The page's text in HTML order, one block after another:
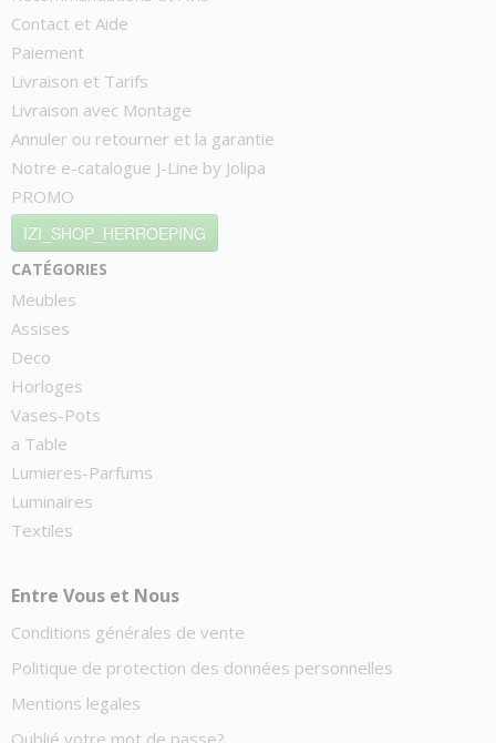
Contact et Aide
Paiement
Livraison et Tarifs
Livraison avec Montage
Annuler ou retourner et la garantie
Notre e-catalogue J-Line by Jolipa
PROMO
IZI_SHOP_HERROEPING
catégories
Meubles
Assises
Deco
Horloges
Vases-Pots
a Table
Lumieres-Parfums
Luminaires
Textiles
Entre Vous et Nous
Conditions générales de vente
Politique de protection des données personnelles
Mentions legales
Oublié votre mot de passe?